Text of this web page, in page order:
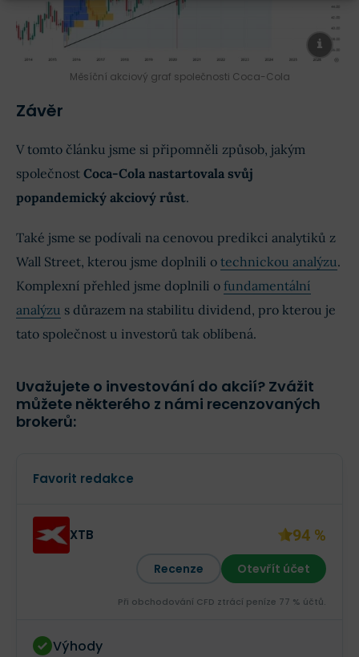
Měsíční akciový graf společnosti Coca-Cola
Závěr
V tomto článku jsme si připomněli způsob, jakým
společnost Coca-Cola nastartovala svůj
popandemický akciový růst.
Také jsme se podívali na cenovou predikci analytiků z
Wall Street, kterou jsme doplnili o technickou analýzu.
Komplexní přehled jsme doplnili o fundamentální
analýzu s důrazem na stabilitu dividend, pro kterou je
tato společnost u investorů tak oblíbená.
Uvažujete o investování do akcií? Zvážit
můžete některého z námi recenzovaných
brokerů:
Favorit redakce
XTB 94 %
Recenze Otevřít účet
Při obchodování CFD ztrácí peníze 77 % účtů.
Výhody